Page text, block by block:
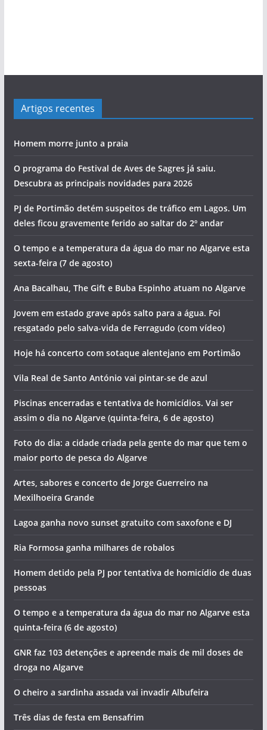
Artigos recentes
Homem morre junto a praia
O programa do Festival de Aves de Sagres já saiu.
Descubra as principais novidades para 2026
PJ de Portimão detém suspeitos de tráfico em Lagos. Um
deles ficou gravemente ferido ao saltar do 2º andar
O tempo e a temperatura da água do mar no Algarve esta
sexta-feira (7 de agosto)
Ana Bacalhau, The Gift e Buba Espinho atuam no Algarve
Jovem em estado grave após salto para a água. Foi
resgatado pelo salva-vida de Ferragudo (com vídeo)
Hoje há concerto com sotaque alentejano em Portimão
Vila Real de Santo António vai pintar-se de azul
Piscinas encerradas e tentativa de homicídios. Vai ser
assim o dia no Algarve (quinta-feira, 6 de agosto)
Foto do dia: a cidade criada pela gente do mar que tem o
maior porto de pesca do Algarve
Artes, sabores e concerto de Jorge Guerreiro na
Mexilhoeira Grande
Lagoa ganha novo sunset gratuito com saxofone e DJ
Ria Formosa ganha milhares de robalos
Homem detido pela PJ por tentativa de homicídio de duas
pessoas
O tempo e a temperatura da água do mar no Algarve esta
quinta-feira (6 de agosto)
GNR faz 103 detenções e apreende mais de mil doses de
droga no Algarve
O cheiro a sardinha assada vai invadir Albufeira
Três dias de festa em Bensafrim